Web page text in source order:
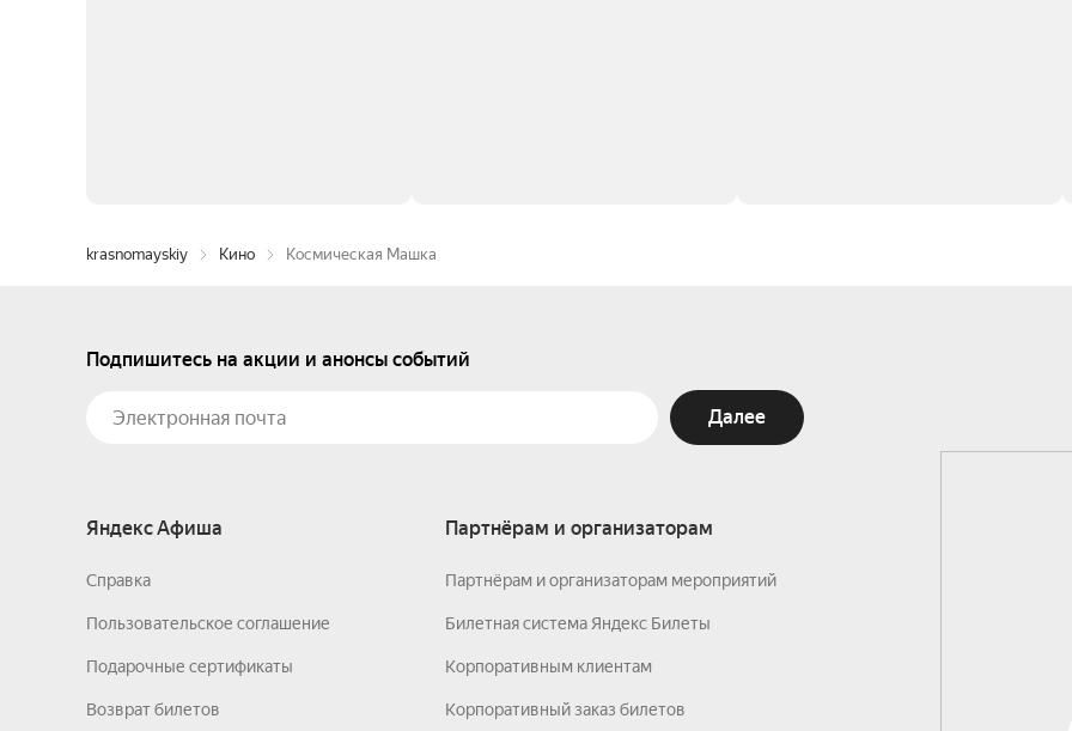
krasnomayskiy Кино Космическая Машка
Подпишитесь на акции и анонсы событий
Далее
Яндекс Афиша
Справка
Пользовательское соглашение
Подарочные сертификаты
Возврат билетов
Партнёрам и организаторам
Партнёрам и организаторам мероприятий
Билетная система Яндекс Билеты
Корпоративным клиентам
Корпоративный заказ билетов